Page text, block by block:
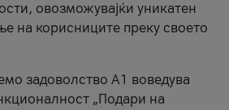
овозможувајќи уникатен
на корисниците преку своето
задоволство А1 воведува
„Подари на